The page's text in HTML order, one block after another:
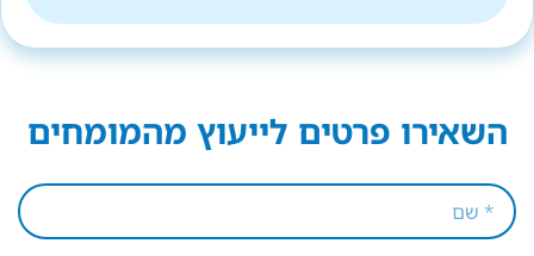
השאירו פרטים לייעוץ מהמומחים